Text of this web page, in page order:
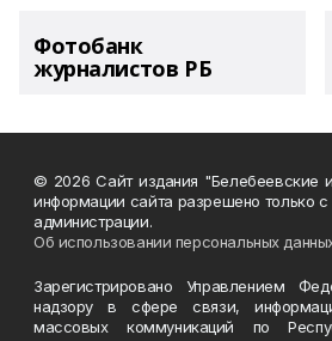
Фотобанк
журналистов РБ
© 2026 Сайт издания "Белебеевские
информации сайта разрешено только с
администрации.
Об использовании персональных
Зарегистрировано Управлением
надзору в сфере связи,
массовых коммуникаций по